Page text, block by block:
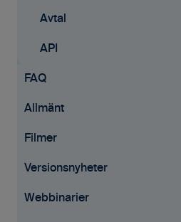
Avtal
API
FAQ
Projekt
Fakturering
Tid & kvitton
Övrigt
Allmänt
Allmän information
GDPR
Filmer
Tid & Kvitton
Affärsmöjligheter
Versionsnyheter
Desktop
Webbinarier